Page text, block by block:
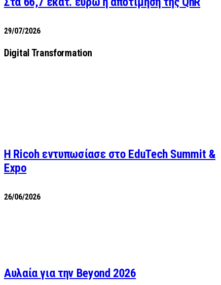
29/07/2026
Digital Transformation
Η Ricoh εντυπωσίασε στο EduTech Summit &
Expo
26/06/2026
Αυλαία για την Beyond 2026